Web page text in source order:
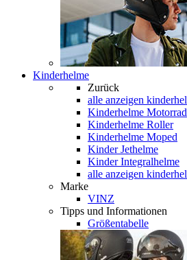
Kinderhelme
Zurück
alle anzeigen
Kinderhelme Motorrad
Kinderhelme Roller
Kinderhelme Moped
Kinder Jethelme
Kinder Integralhelme
alle anzeigen
Marke
VINZ
Tipps und Informationen
Größentabelle